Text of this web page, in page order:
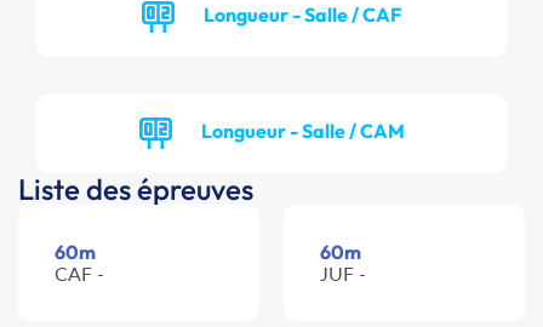
Longueur - Salle / CAF
Longueur - Salle / CAM
Liste des épreuves
60m
CAF -
60m
JUF -